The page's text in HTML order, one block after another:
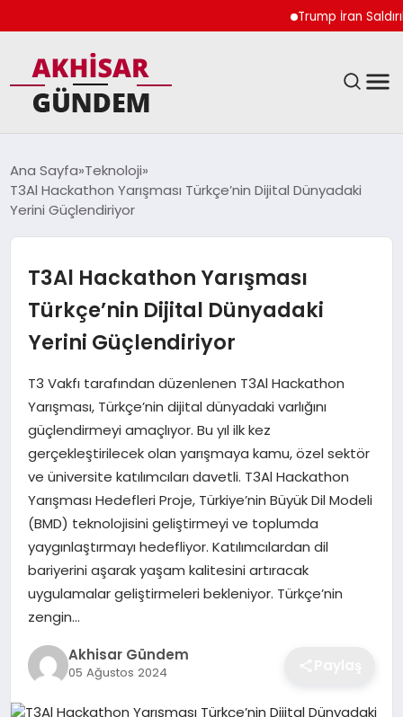
Trump İran
DÜNYA
TEKNOLOJI
YAŞAM
Ana Sayfa Teknoloji
T3Al Hackathon Yarışması Türkçe’nin Dijital Dünyadaki
Yerini Güçlendiriyor
T3Al Hackathon Yarışması
Türkçe’nin Dijital Dünyadaki
Yerini Güçlendiriyor
T3 Vakfı tarafından düzenlenen T3Al Hackathon
Yarışması, Türkçe’nin dijital dünyadaki varlığını
güçlendirmeyi amaçlıyor. Bu yıl ilk kez
gerçekleştirilecek olan yarışmaya kamu, özel sektör
ve üniversite katılımcıları davetli. T3Al Hackathon
Yarışması Hedefleri Proje, Türkiye’nin Büyük Dil Modeli
(BMD) teknolojisini geliştirmeyi ve toplumda
yaygınlaştırmayı hedefliyor. Katılımcılardan dil
bariyerini aşarak yaşam kalitesini artıracak
uygulamalar geliştirmeleri bekleniyor. Türkçe’nin
zengin…
Akhisar Gündem
05 Ağustos 2024